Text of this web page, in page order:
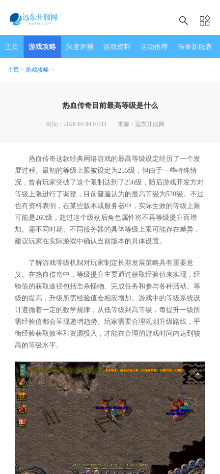
主页 游戏攻略 深度评测 游戏资料 活动推荐 传奇新服表
主页 > 游戏攻略 >
热血传奇目前最高等级是什么
时间：2026-05-04 07:33 来源：远东开服网
热血传奇这款经典网络游戏的最高等级设定经历了一个发
展过程。最初的等级上限被设定为255级，但由于一些特殊情
况，曾有玩家突破了这个限制达到了256级，随后游戏开发方对
等级上限进行了调整，目前普遍认为的最高等级为520级。不过
也有资料表明，在某些版本或服务器中，实际生效的等级上限
可能是260级，超过这个级别后角色属性将不再等级提升而增
加。需不同时期、不同服务器的具体等级上限可能存在差异，
建议玩家在实际游戏中确认当前版本的具体设置。
了解游戏等级机制对玩家制定长期发展策略具有重要意
义。在热血传奇中，等级提升主要通过获取经验值来实现，经
验值的获取途径包括击杀怪物、完成任务和参与各种活动。等
级的提高，升级所需经验值会相应增加。游戏中的等级系统设
计遵循着一定的数学规律，从低等级到高等级，每提升一级所
需经验值都会呈现递增趋势。玩家需要合理规划升级路线，平
衡经验获取效率和资源投入，才能在合理的游戏时间内达到较
高的等级水平。